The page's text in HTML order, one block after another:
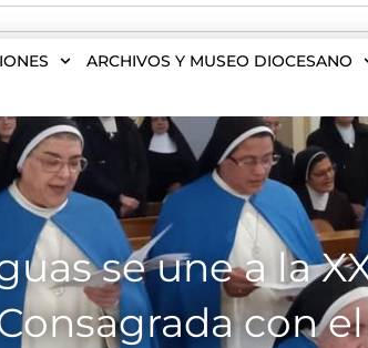
ARCHIVOS Y MUSEO DIOCESANO
se une a la
con